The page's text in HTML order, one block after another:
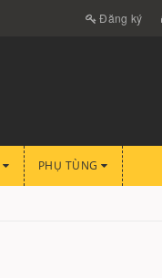
Đăng ký
PHỤ TÙNG